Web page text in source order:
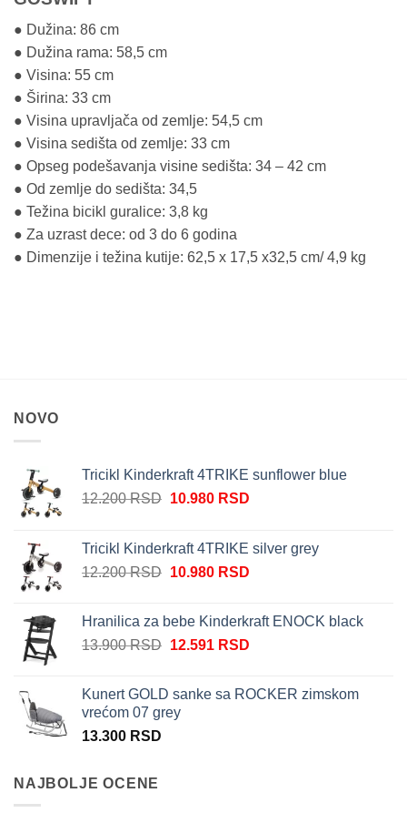
● Dužina: 86 cm
● Dužina rama: 58,5 cm
● Visina: 55 cm
● Širina: 33 cm
● Visina upravljača od zemlje: 54,5 cm
● Visina sedišta od zemlje: 33 cm
● Opseg podešavanja visine sedišta: 34 – 42 cm
● Od zemlje do sedišta: 34,5
● Težina bicikl guralice: 3,8 kg
● Za uzrast dece: od 3 do 6 godina
● Dimenzije i težina kutije: 62,5 x 17,5 x32,5 cm/ 4,9 kg
NOVO
Tricikl Kinderkraft 4TRIKE sunflower blue
12.200RSD Originalna
bila:
12.200 RSD.
10.980 RSDTrenutna
10.980 RSD.
Tricikl Kinderkraft 4TRIKE silver grey
12.200RSD Originalna
bila:
12.200 RSD.
10.980 RSDTrenutna
10.980 RSD.
Hranilica za bebe Kinderkraft ENOCK black
13.900RSD Originalna
bila:
13.900 RSD.
12.591 RSDTrenutna
12.591 RSD.
Kunert GOLD sanke sa ROCKER zimskom
vrećom 07 grey
13.300 RSD
NAJBOLJE OCENE